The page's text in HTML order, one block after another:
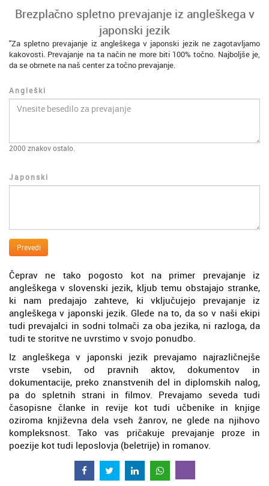
Brezplačno spletno prevajanje iz angleškega v
japonski jezik
"Za spletno prevajanje iz angleškega v japonski jezik ne zagotavljamo
kakovosti. Prevajanje na ta način ne more biti 100% točno. Najboljše je,
da se obrnete na naš center za točno prevajanje.
Angleški
2000 znakov ostalo.
Japonski
Prevedi
Čeprav ne tako pogosto kot na primer prevajanje iz
angleškega v slovenski jezik, kljub temu obstajajo stranke,
ki nam predajajo zahteve, ki vključujejo prevajanje iz
angleškega v japonski jezik. Glede na to, da so v naši ekipi
tudi prevajalci in sodni tolmači za oba jezika, ni razloga, da
tudi te storitve ne uvrstimo v svojo ponudbo.
Iz angleškega v japonski jezik prevajamo najrazličnejše
vrste vsebin, od pravnih aktov, dokumentov in
dokumentacije, preko znanstvenih del in diplomskih nalog,
pa do spletnih strani in filmov. Prevajamo seveda tudi
časopisne članke in revije kot tudi učbenike in knjige
oziroma književna dela vseh žanrov, ne glede na njihovo
kompleksnost. Tako vas pričakuje prevajanje proze in
poezije kot tudi leposlovja (beletrije) in romanov.